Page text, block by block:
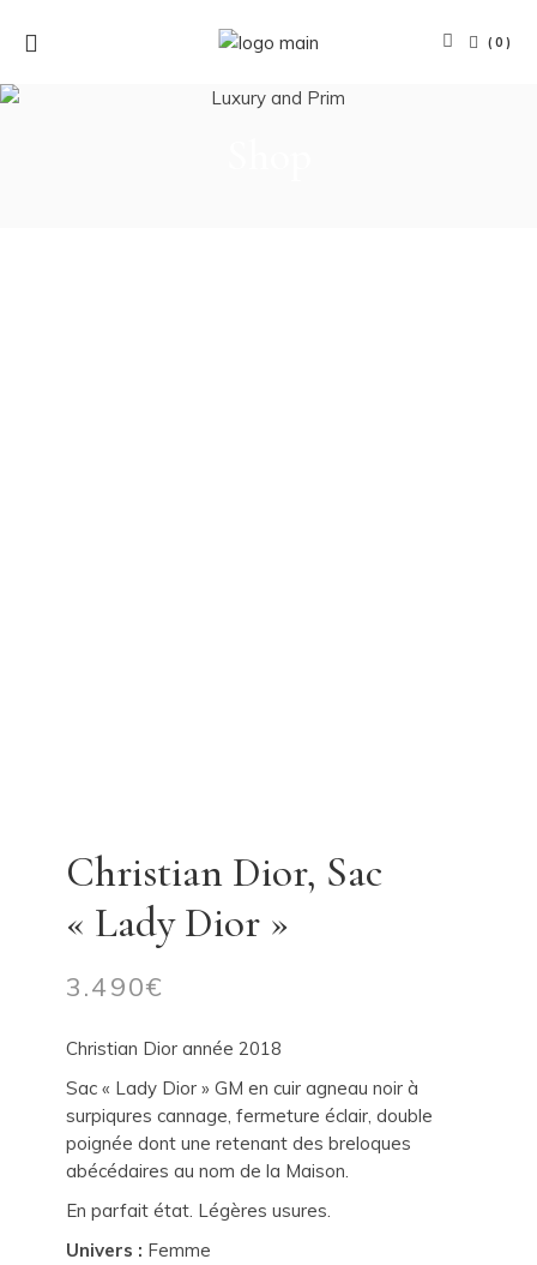
(0)
Christian Dior, Sac
« Lady Dior »
3.490€
Christian Dior année 2018
Sac « Lady Dior » GM en cuir agneau noir à
surpiqures cannage, fermeture éclair, double
poignée dont une retenant des breloques
abécédaires au nom de la Maison.
En parfait état. Légères usures.
Univers : Femme